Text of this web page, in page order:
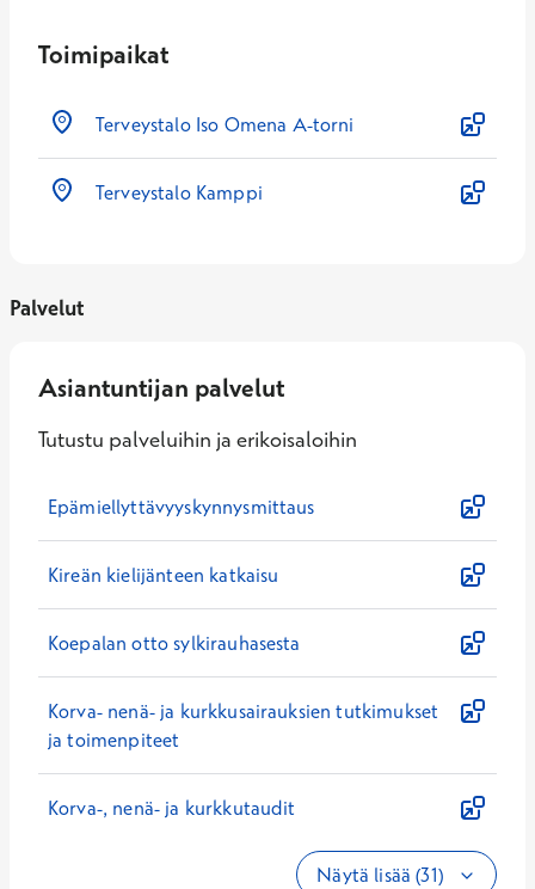
Toimipaikat
Terveystalo Iso Omena A-torni
Terveystalo Kamppi
Palvelut
Asiantuntijan palvelut
Tutustu palveluihin ja erikoisaloihin
Epämiellyttävyyskynnysmittaus
Kireän kielijänteen katkaisu
Koepalan otto sylkirauhasesta
Korva- nenä- ja kurkkusairauksien tutkimukset
ja toimenpiteet
Korva-, nenä- ja kurkkutaudit
Näytä lisää (31)